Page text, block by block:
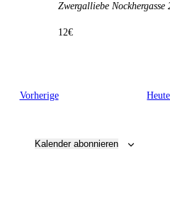
Zwergalliebe
12€
VorherigeVeranstaltungen Heute
Kalender abonnieren